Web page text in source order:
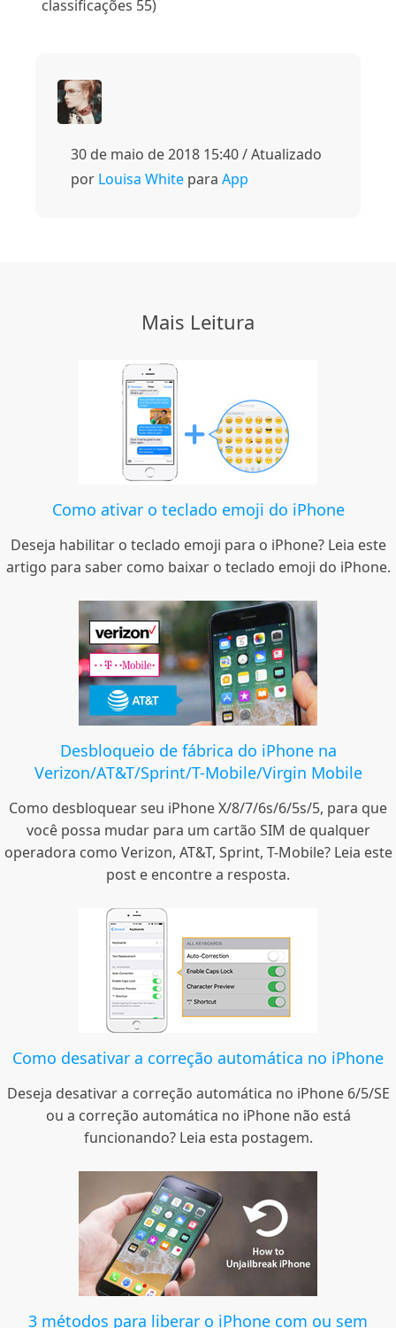
classificações 55)
30 de maio de 2018 15:40 / Atualizado
por Louisa White para App
Mais Leitura
Como ativar o teclado emoji do iPhone
Deseja habilitar o teclado emoji para o iPhone? Leia este
artigo para saber como baixar o teclado emoji do iPhone.
Desbloqueio de fábrica do iPhone na
Verizon/AT&T/Sprint/T-Mobile/Virgin Mobile
Como desbloquear seu iPhone X/8/7/6s/6/5s/5, para que
você possa mudar para um cartão SIM de qualquer
operadora como Verizon, AT&T, Sprint, T-Mobile? Leia este
post e encontre a resposta.
Como desativar a correção automática no iPhone
Deseja desativar a correção automática no iPhone 6/5/SE
ou a correção automática no iPhone não está
funcionando? Leia esta postagem.
3 métodos para liberar o iPhone com ou sem